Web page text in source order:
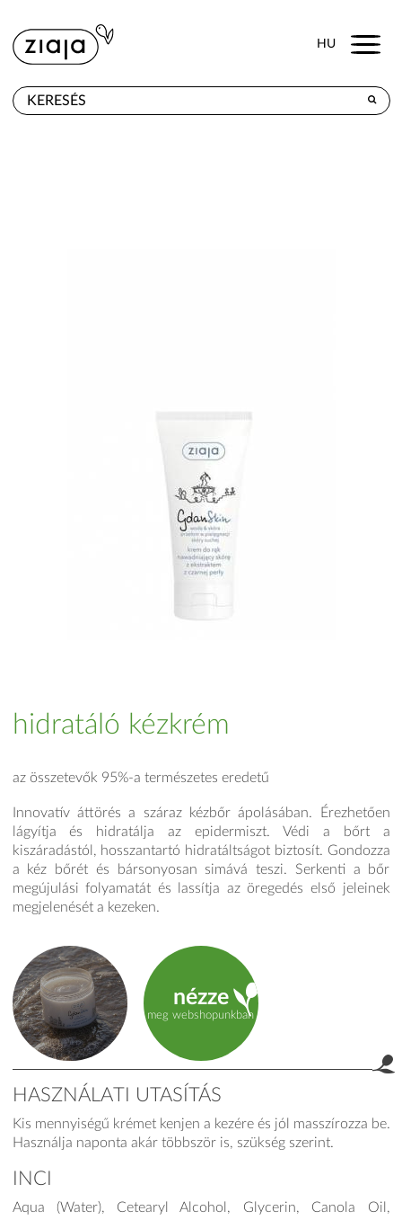
HU Menu
hidratáló kézkrém
az összetevők 95%-a természetes eredetű
Innovatív áttörés a száraz kézbőr ápolásában. Érezhetően
lágyítja és hidratálja az epidermiszt. Védi a bőrt a
kiszáradástól, hosszantartó hidratáltságot biztosít. Gondozza
a kéz bőrét és bársonyosan simává teszi. Serkenti a bőr
megújulási folyamatát és lassítja az öregedés első jeleinek
megjelenését a kezeken.
product.label.guide
nézze
meg webshopunkban
HASZNÁLATI UTASÍTÁS
Kis mennyiségű krémet kenjen a kezére és jól masszírozza be.
Használja naponta akár többször is, szükség szerint.
INCI
Aqua (Water), Cetearyl Alcohol, Glycerin, Canola Oil,